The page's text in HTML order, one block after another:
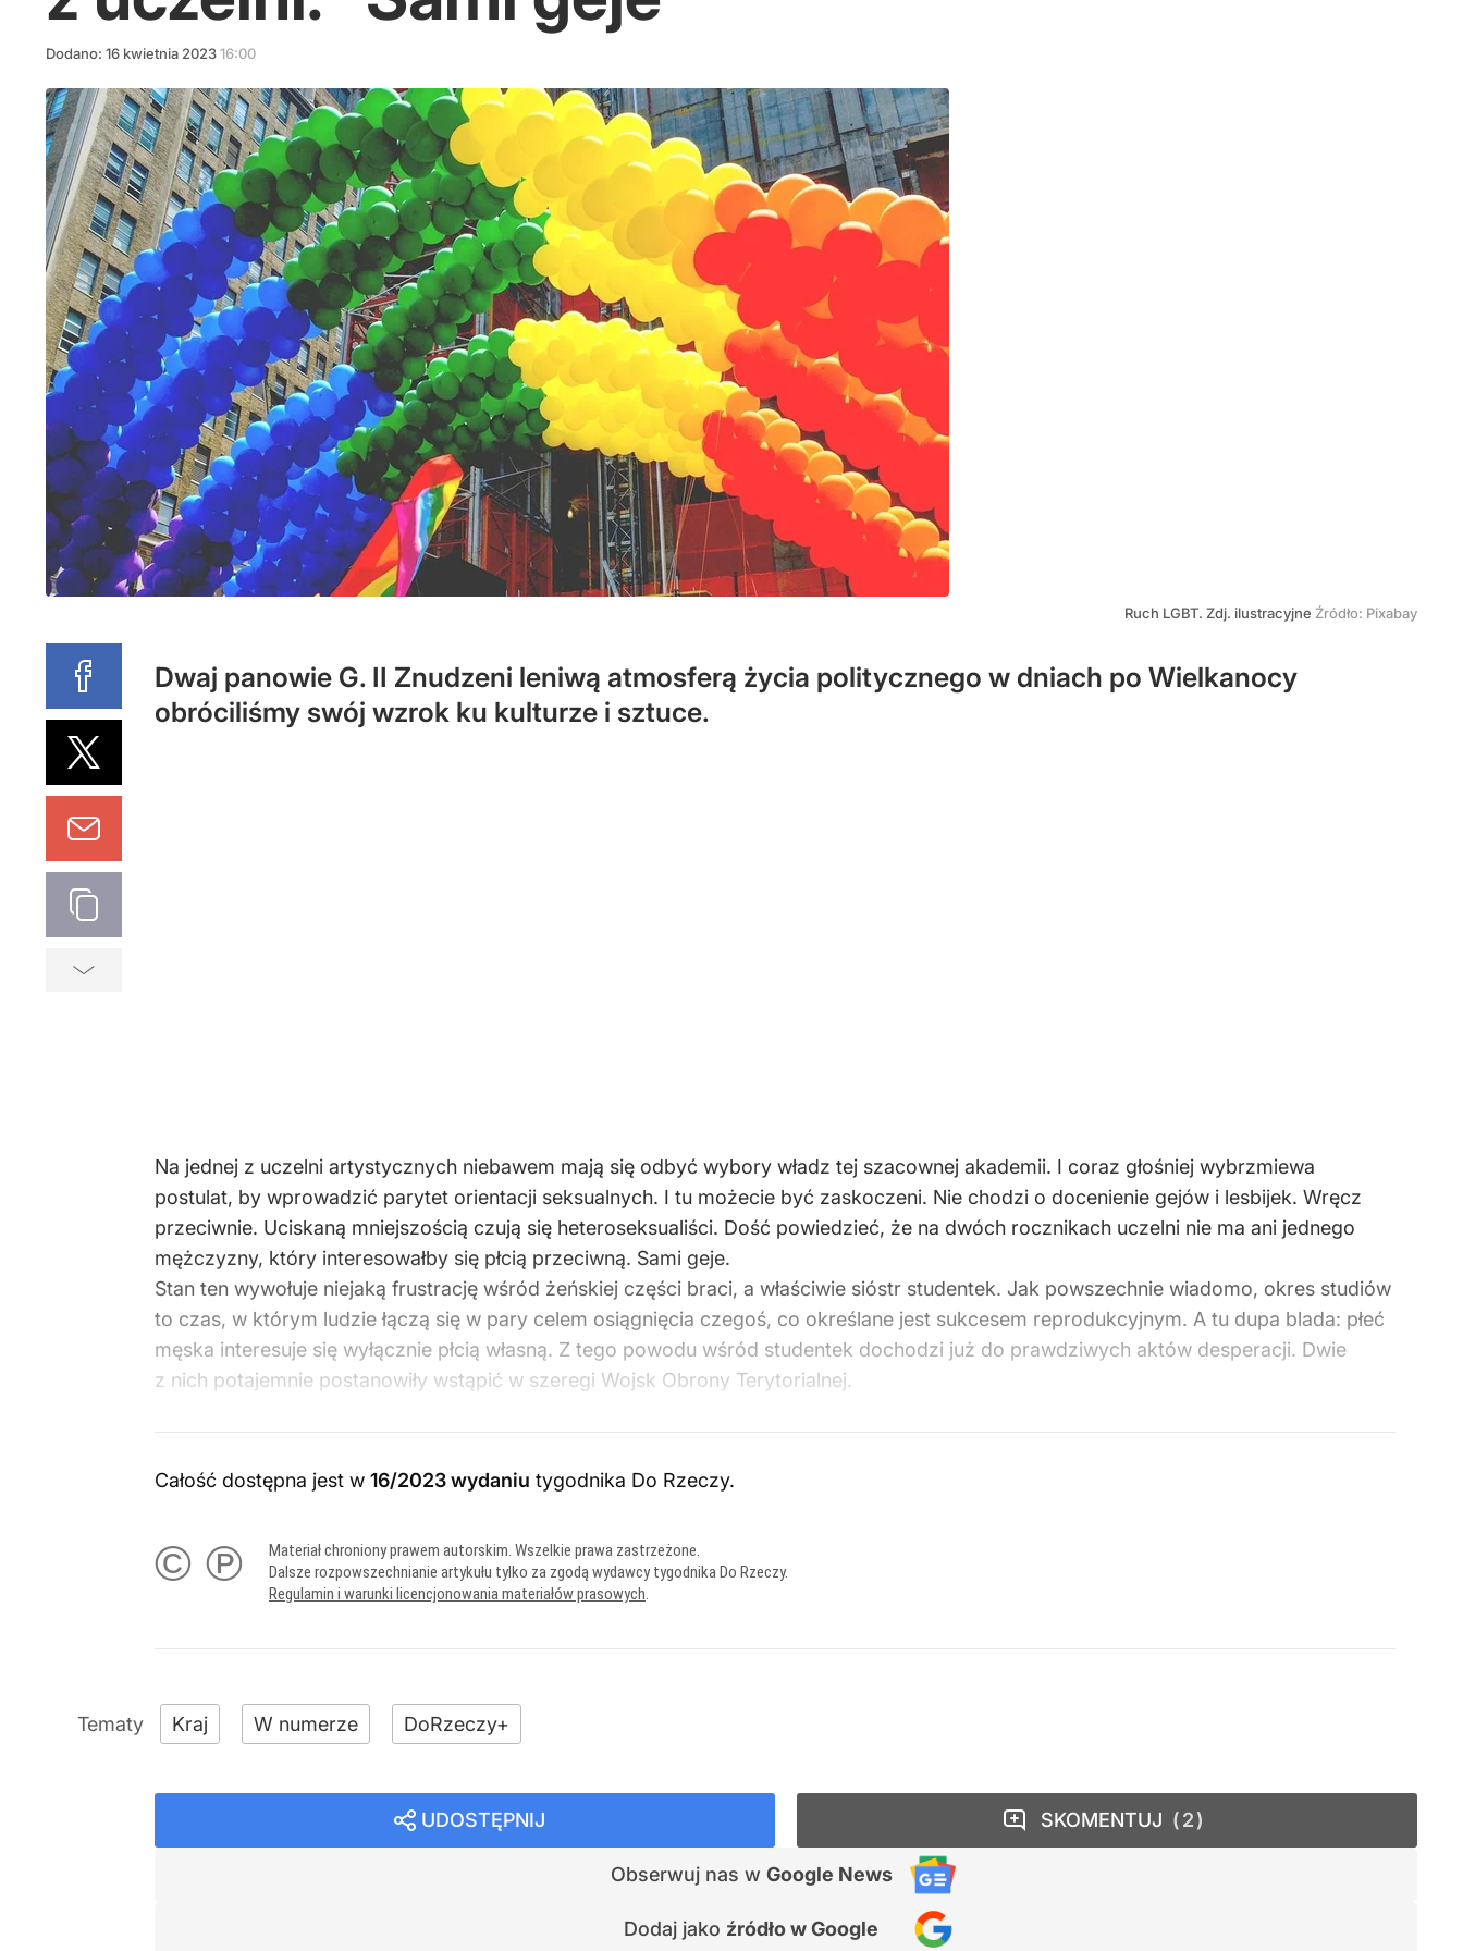
Dodano: 16 kwietnia 202316:00
Ruch LGBT. Zdj. ilustracyjne Źródło: Pixabay
Dwaj panowie G. II Znudzeni leniwą atmosferą życia politycznego w dniach po Wielkanocy
obróciliśmy swój wzrok ku kulturze i sztuce.
Na jednej z uczelni artystycznych niebawem mają się odbyć wybory władz tej szacownej akademii. I coraz głośniej wybrzmiewa
postulat, by wprowadzić parytet orientacji seksualnych. I tu możecie być zaskoczeni. Nie chodzi o docenienie gejów i lesbijek. Wręcz
przeciwnie. Uciskaną mniejszością czują się heteroseksualiści. Dość powiedzieć, że na dwóch rocznikach uczelni nie ma ani jednego
mężczyzny, który interesowałby się płcią przeciwną. Sami geje.
Stan ten wywołuje niejaką frustrację wśród żeńskiej części braci, a właściwie sióstr studentek. Jak powszechnie wiadomo, okres studiów
to czas, w którym ludzie łączą się w pary celem osiągnięcia czegoś, co określane jest sukcesem reprodukcyjnym. A tu dupa blada: płeć
męska interesuje się wyłącznie płcią własną. Z tego powodu wśród studentek dochodzi już do prawdziwych aktów desperacji. Dwie
z nich potajemnie postanowiły wstąpić w szeregi Wojsk Obrony Terytorialnej.
Całość dostępna jest w 16/2023 wydaniu tygodnika Do Rzeczy.
© ℗
Materiał chroniony prawem autorskim. Wszelkie prawa zastrzeżone.
Dalsze rozpowszechnianie artykułu tylko za zgodą wydawcy tygodnika Do Rzeczy.
Regulamin i warunki licencjonowania materiałów prasowych.
Kraj W numerze DoRzeczy+
UDOSTĘPNIJ
Obserwuj nas w Google News
Dodaj jako źródło w Google
SKOMENTUJ 2